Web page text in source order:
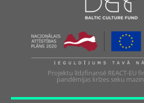
Projektu līdzfinansē REACT-EU
pandēmijas krīzes seku